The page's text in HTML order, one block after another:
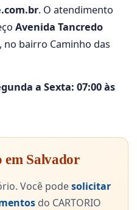
. O atendimento
Avenida Tancredo
no bairro Caminho das
a Sexta: 07:00 às
em Salvador
Você podesolicitar
do CARTORIO